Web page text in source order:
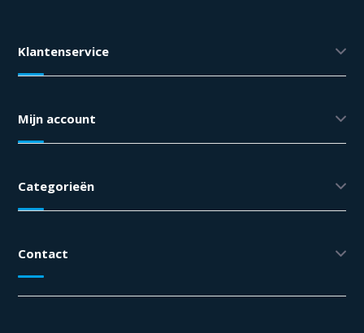
Klantenservice
Mijn account
Categorieën
Contact